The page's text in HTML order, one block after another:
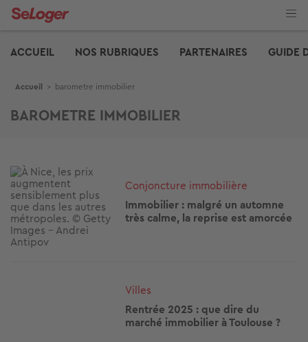
Aller
ACCUEIL
NOS RUBRIQUES PARTENAIRES GUIDE
Fil d'Ariane
Accueil > barometre immobilier
BAROMETRE IMMOBILIER
Image
Conjoncture immobilière
Immobilier : malgré un automne
très calme, la reprise est amorcée
Villes
Rentrée 2025 : que dire du
marché immobilier à Toulouse ?